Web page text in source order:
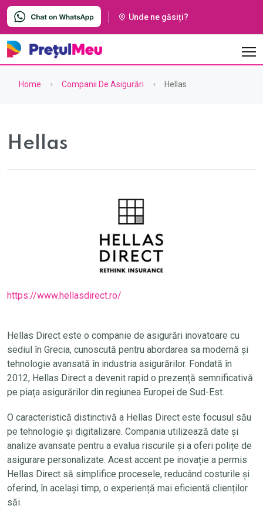
Unde ne găsiți?
Home Companii De Asigurări Hellas
Hellas
https://www.hellasdirect.ro/
Hellas Direct este o companie de asigurări inovatoare cu
sediul în Grecia, cunoscută pentru abordarea sa modernă și
tehnologie avansată în industria asigurărilor. Fondată în
2012, Hellas Direct a devenit rapid o prezență semnificativă
pe piața asigurărilor din regiunea Europei de Sud-Est.
O caracteristică distinctivă a Hellas Direct este focusul său
pe tehnologie și digitalizare. Compania utilizează date și
analize avansate pentru a evalua riscurile și a oferi polițe de
asigurare personalizate. Acest accent pe inovație a permis
Hellas Direct să simplifice procesele, reducând costurile și
oferind, în același timp, o experiență mai eficientă clienților
săi.